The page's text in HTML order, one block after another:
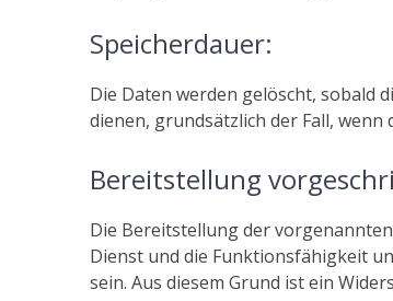
Speicherdauer:
Die Daten werden gelöscht, sobald
dienen, grundsätzlich der Fall, wenn
Bereitstellung
Die Bereitstellung der
Dienst und die Funktionsfähigkeit
sein. Aus diesem Grund ist ein